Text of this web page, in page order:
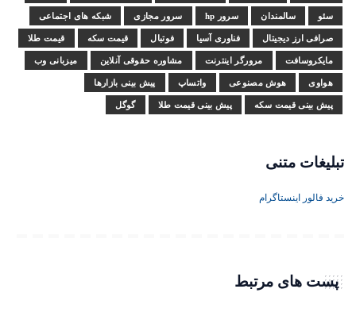
سئو سالمندان سرور hp سرور مجازی شبکه های اجتماعی
صرافی ارز دیجیتال فناوری آسیا فوتبال قیمت سکه قیمت طلا
مایکروسافت مرورگر اینترنت مشاوره حقوقی آنلاین میزبانی وب
هواوی هوش مصنوعی واتساپ پیش بینی بازارها
پیش بینی قیمت سکه پیش بینی قیمت طلا گوگل
تبلیغات متنی
خرید فالور اینستاگرام
پست های مرتبط